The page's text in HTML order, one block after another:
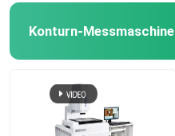
Konturn-Messmaschine